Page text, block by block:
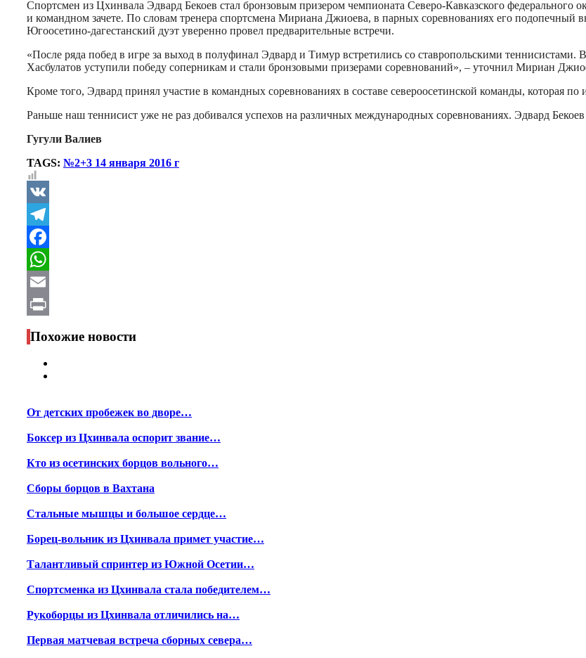
Спортсмен из Цхинвала Эдвард Бекоев стал бронзовым призером чемпионата Северо-Кавказского федерального
и командном зачете. По словам тренера спортсмена Мириана Джиоева, в парных соревнованиях его подопечный
Югоосетино-дагестанский дуэт уверенно провел предварительные встречи.
«После ряда побед в игре за выход в полуфинал Эдвард и Тимур встретились со ставропольскими
Хасбулатов уступили победу соперникам и стали бронзовыми призерами соревнований», – уточнил Мириан
Кроме того, Эдвард принял участие в командных соревнованиях в составе североосетинской команды, которая по
Раньше наш теннисист уже не раз добивался успехов на различных международных соревнованиях. Эдвард
Гугули Валиев
TAGS: №2+3 14 января 2016 г
VK
Telegram
Facebook
WhatsApp
Email
Print
Похожие новости
От детских пробежек во дворе…
Боксер из Цхинвала оспорит звание…
Кто из осетинских борцов вольного…
Сборы борцов в Вахтана
Стальные мышцы и большое сердце…
Борец-вольник из Цхинвала примет участие…
Талантливый спринтер из Южной Осетии…
Спортсменка из Цхинвала стала победителем…
Рукоборцы из Цхинвала отличились на…
Первая матчевая встреча сборных севера…